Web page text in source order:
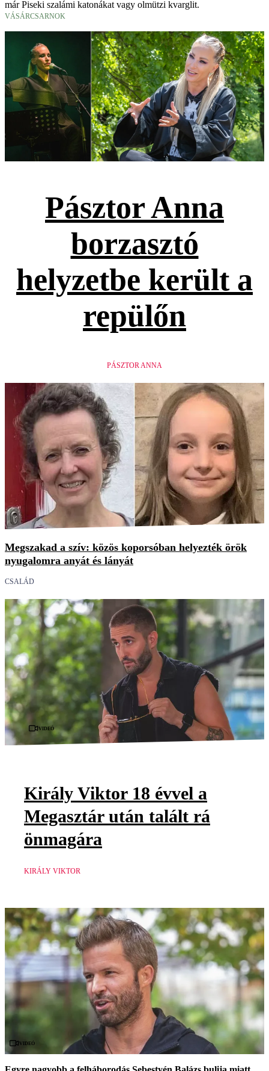
már Piseki szalámi katonákat vagy olmützi kvarglit.
VÁSÁRCSARNOK
Pásztor Anna
borzasztó
helyzetbe került a
repülőn
PÁSZTOR ANNA
Megszakad a szív: közös koporsóban helyezték örök
nyugalomra anyát és lányát
CSALÁD
Videó
Király Viktor 18 évvel a
Megasztár után talált rá
önmagára
KIRÁLY VIKTOR
Videó